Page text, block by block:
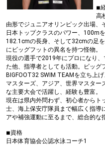
◾︎
高
由形でジュニアオリンピック出場、
日本トップクラスのパワー、100m
182.1cmの長身、そして32cmの足
にビッグフットの異名を持つ怪物。
現役の選手で2019年にプロになり
た他、指導者としても活動。ビッグ
BIGFOOT32 SWIM TEAMを立ち上
マスターズ、アジア、世界マスター
な主要大会で活躍し、経験も豊富。
現在は県内外問わず、初心者からト
士、海上保安庁隊員まで幅広く指導
アや補強運動に至るまで、総合的な
◾︎資格
日本体育協会公認水泳コーチ1